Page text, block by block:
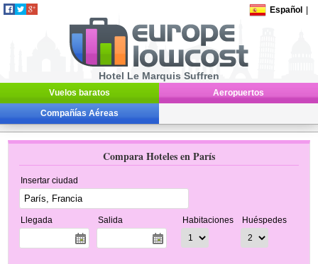
Español
Hotel Le Marquis Suffren
Vuelos baratos Aeropuertos
Compañías Aéreas
Compara Hoteles en París
Insertar ciudad
Llegada Salida Habitaciones Huéspedes